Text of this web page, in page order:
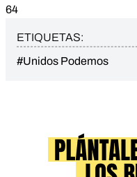
64
ETIQUETAS:
#Unidos Podemos